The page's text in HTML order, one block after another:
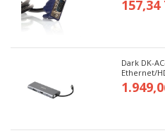
157,34
Dark DK-
Ethernet/